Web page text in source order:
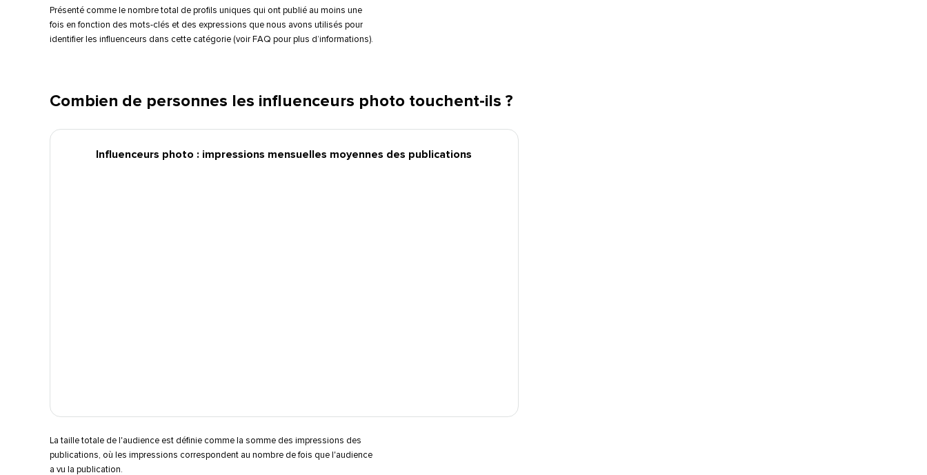
Présenté comme le nombre total de profils uniques qui ont publié au moins une
fois en fonction des mots-clés et des expressions que nous avons utilisés pour
identifier les influenceurs dans cette catégorie (voir FAQ pour plus d’informations).​​
Combien de personnes les influenceurs photo touchent-ils ?​​
Influenceurs photo : impressions mensuelles moyennes des publications​​
La taille totale de l'audience est définie comme la somme des impressions des
publications, où les impressions correspondent au nombre de fois que l'audience
a vu la publication.​​